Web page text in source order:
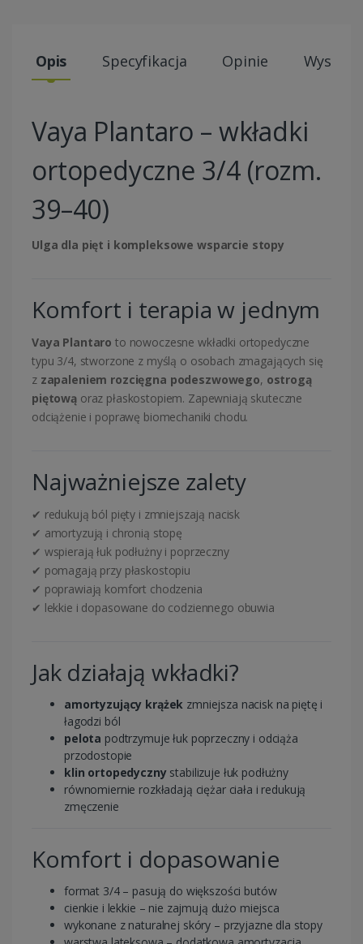
Opis Specyfikacja Opinie Wysyłki
Vaya Plantaro – wkładki
ortopedyczne 3/4 (rozm.
39–40)
Ulga dla pięt i kompleksowe wsparcie stopy
Komfort i terapia w jednym
Vaya Plantaro to nowoczesne wkładki ortopedyczne
typu 3/4, stworzone z myślą o osobach zmagających się
z zapaleniem rozcięgna podeszwowego, ostrogą
piętową oraz płaskostopiem. Zapewniają skuteczne
odciążenie i poprawę biomechaniki chodu.
Najważniejsze zalety
✔ redukują ból pięty i zmniejszają nacisk
✔ amortyzują i chronią stopę
✔ wspierają łuk podłużny i poprzeczny
✔ pomagają przy płaskostopiu
✔ poprawiają komfort chodzenia
✔ lekkie i dopasowane do codziennego obuwia
Jak działają wkładki?
amortyzujący krążek zmniejsza nacisk na piętę i
łagodzi ból
pelota podtrzymuje łuk poprzeczny i odciąża
przodostopie
klin ortopedycznystabilizuje łuk podłużny
równomiernie rozkładają ciężar ciała i redukują
zmęczenie
Komfort i dopasowanie
format 3/4 – pasują do większości butów
cienkie i lekkie – nie zajmują dużo miejsca
wykonane z naturalnej skóry – przyjazne dla stopy